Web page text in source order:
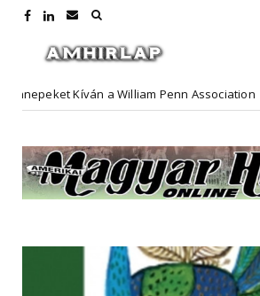
Kíván a William Penn Association